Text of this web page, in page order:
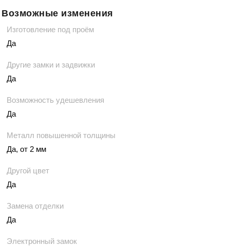
Возможные изменения
Изготовление под проём
Да
Другие замки и задвижки
Да
Возможность удешевления
Да
Металл повышенной толщины
Да, от 2 мм
Другой цвет
Да
Замена отделки
Да
Электронный замок